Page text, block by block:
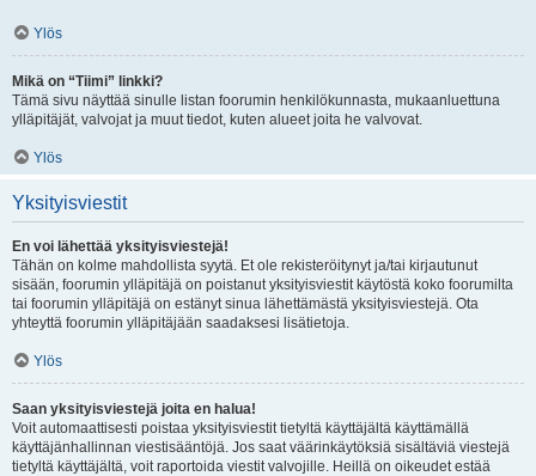
Ylös
Mikä on “Tiimi” linkki?
Tämä sivu näyttää sinulle listan foorumin henkilökunnasta, mukaanluettuna
ylläpitäjät, valvojat ja muut tiedot, kuten alueet joita he valvovat.
Ylös
Yksityisviestit
En voi lähettää yksityisviestejä!
Tähän on kolme mahdollista syytä. Et ole rekisteröitynyt ja/tai kirjautunut
sisään, foorumin ylläpitäjä on poistanut yksityisviestit käytöstä koko foorumilta
tai foorumin ylläpitäjä on estänyt sinua lähettämästä yksityisviestejä. Ota
yhteyttä foorumin ylläpitäjään saadaksesi lisätietoja.
Ylös
Saan yksityisviestejä joita en halua!
Voit automaattisesti poistaa yksityisviestit tietyltä käyttäjältä käyttämällä
käyttäjänhallinnan viestisääntöjä. Jos saat väärinkäytöksiä sisältäviä viestejä
tietyltä käyttäjältä, voit raportoida viestit valvojille. Heillä on oikeudet estää